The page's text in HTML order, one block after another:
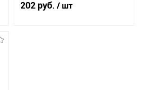
202 руб. / шт